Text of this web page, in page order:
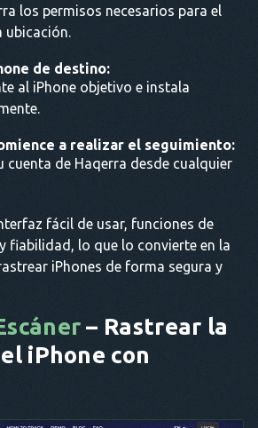
los permisos necesarios para el
ubicación.
de destino:
al iPhone objetivo e instala
a realizar el seguimiento:
cuenta de Haqerra desde cualquier
fácil de usar, funciones de
fiabilidad, lo que lo convierte en la
iPhones de forma segura y
– Rastrear la
iPhone con